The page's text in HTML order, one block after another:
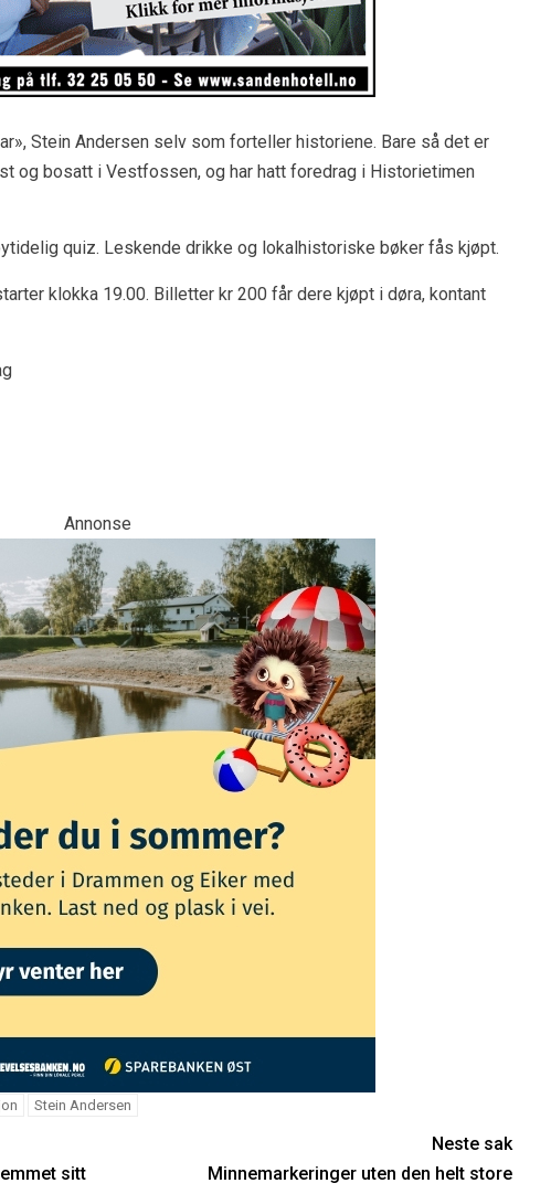
Stein Andersen selv som forteller historiene. Bare så det er
og bosatt i Vestfossen, og har hatt foredrag i Historietimen
quiz. Leskende drikke og lokalhistoriske bøker fås kjøpt.
klokka 19.00. Billetter kr 200 får dere kjøpt i døra, kontant
Annonse
Stein Andersen
sitt
Neste sak
Minnemarkeringer uten den helt store